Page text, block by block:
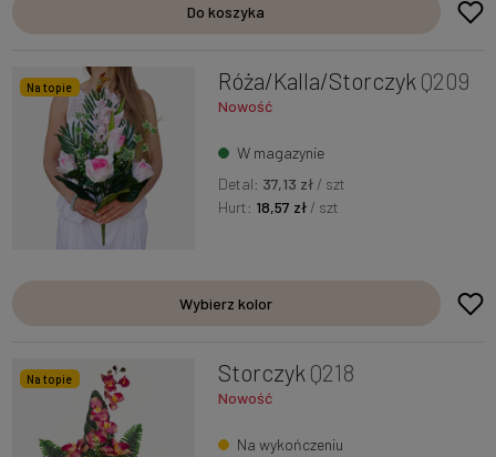
Do koszyka
Na topie Róża/Kalla/Storczyk Q209
Nowość
W magazynie
Detal: 37,13 zł / szt
Hurt: 18,57 zł / szt
Wybierz kolor
Na topie Storczyk Q218
Nowość
Na wykończeniu